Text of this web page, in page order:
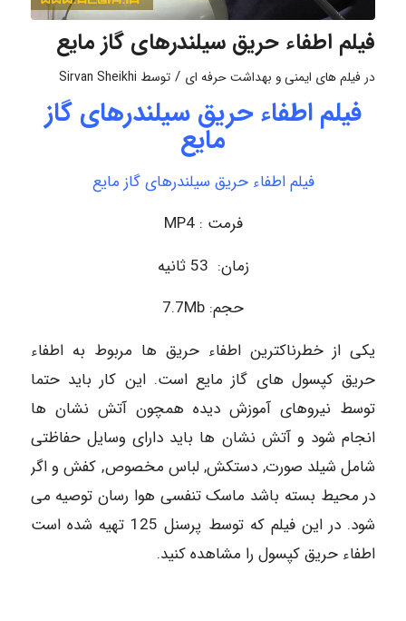
فیلم اطفاء حریق سیلندرهای گاز مایع
درفیلم های ایمنی و بهداشت حرفه ای / توسط Sirvan Sheikhi
فیلم اطفاء حریق سیلندرهای گاز
مایع
فیلم اطفاء حریق سیلندرهای گاز مایع
فرمت : MP4
زمان: 53 ثانیه
حجم: 7.7Mb
یکی از خطرناکترین اطفاء حریق ها مربوط به اطفاء
حریق کپسول های گاز مایع است. این کار باید حتما
توسط نیروهای آموزش دیده همچون آتش نشان ها
انجام شود و آتش نشان ها باید دارای وسایل حفاظتی
شامل شیلد صورت, دستکش, لباس مخصوص, کفش و اگر
در محیط بسته باشد ماسک تنفسی هوا رسان توصیه می
شود. در این فیلم که توسط پرسنل 125 تهیه شده است
اطفاء حریق کپسول را مشاهده کنید.